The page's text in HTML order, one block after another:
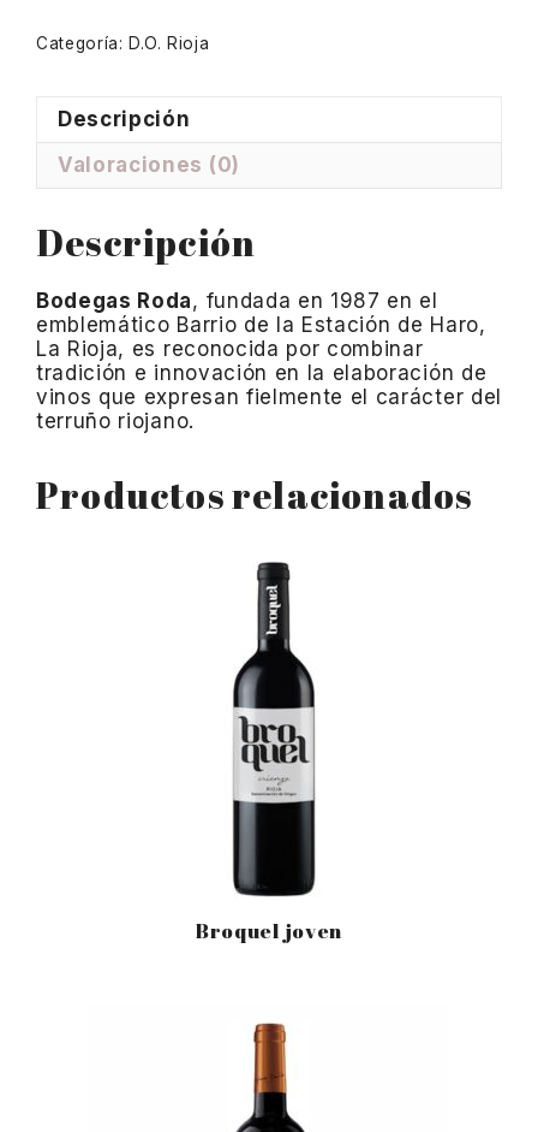
Categoría:D.O. Rioja
Descripción
Valoraciones (0)
Descripción
Bodegas Roda, fundada en 1987 en el
emblemático Barrio de la Estación de Haro,
La Rioja, es reconocida por combinar
tradición e innovación en la elaboración de
vinos que expresan fielmente el carácter del
terruño riojano.
Productos relacionados
Broquel joven